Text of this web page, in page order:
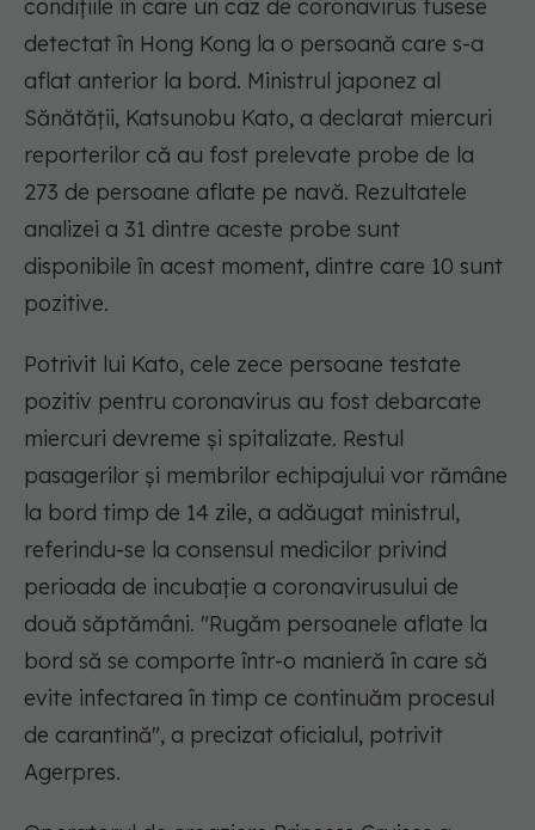
condiţiile în care un caz de coronavirus fusese
detectat în Hong Kong la o persoană care s-a
aflat anterior la bord. Ministrul japonez al
Sănătăţii, Katsunobu Kato, a declarat miercuri
reporterilor că au fost prelevate probe de la
273 de persoane aflate pe navă. Rezultatele
analizei a 31 dintre aceste probe sunt
disponibile în acest moment, dintre care 10 sunt
pozitive.
Potrivit lui Kato, cele zece persoane testate
pozitiv pentru coronavirus au fost debarcate
miercuri devreme şi spitalizate. Restul
pasagerilor şi membrilor echipajului vor rămâne
la bord timp de 14 zile, a adăugat ministrul,
referindu-se la consensul medicilor privind
perioada de incubaţie a coronavirusului de
două săptămâni. "Rugăm persoanele aflate la
bord să se comporte într-o manieră în care să
evite infectarea în timp ce continuăm procesul
de carantină", a precizat oficialul, potrivit
Agerpres.